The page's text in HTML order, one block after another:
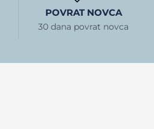
POVRAT NOVCA
30 dana povrat novca